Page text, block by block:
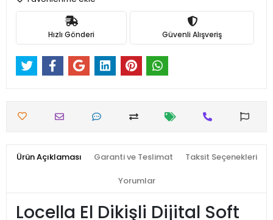
Hızlı Gönderi Güvenli Alışveriş
Ürün Açıklaması Garanti ve Teslimat Taksit Seçenekleri
Yorumlar
Locella El Dikişli Dijital Soft